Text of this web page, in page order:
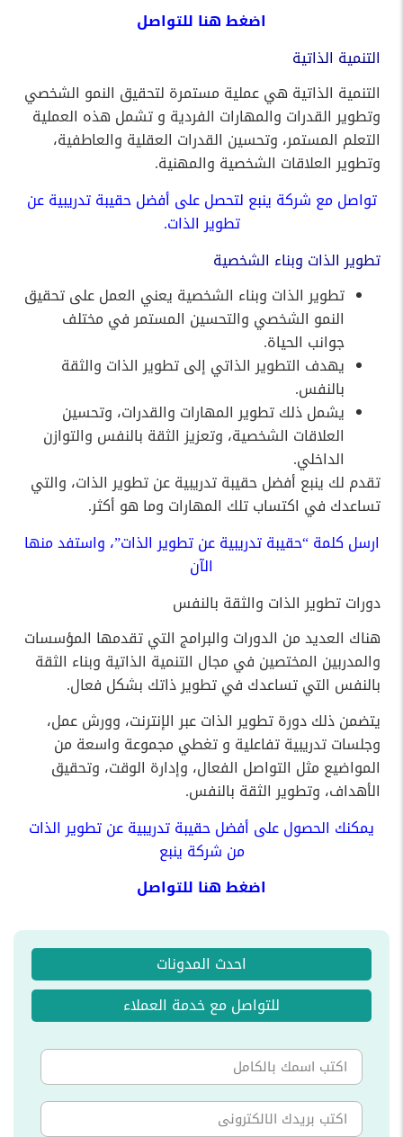
اضغطهنا للتواصل
التنمية الذاتية
التنمية الذاتية هي عملية مستمرة لتحقيق النمو الشخصي
وتطوير القدرات والمهارات الفردية و تشمل هذه العملية
التعلم المستمر، وتحسين القدرات العقلية والعاطفية،
وتطوير العلاقات الشخصية والمهنية.
تواصل مع شركة ينبع لتحصل على أفضل حقيبة تدريبية عن
تطوير الذات.
تطوير الذات وبناء الشخصية
تطوير الذات وبناء الشخصية يعني العمل على تحقيق
النمو الشخصي والتحسين المستمر في مختلف
جوانب الحياة.
يهدف التطوير الذاتي إلى تطوير الذات والثقة
بالنفس.
يشمل ذلك تطوير المهارات والقدرات، وتحسين
العلاقات الشخصية، وتعزيز الثقة بالنفس والتوازن
الداخلي.
تقدم لك ينبع أفضل حقيبة تدريبية عن تطوير الذات، والتي
تساعدك في اكتساب تلك المهارات وما هو أكثر.
ارسل كلمة “حقيبة تدريبية عن تطوير الذات”، واستفد منها
الآن
دورات تطوير الذات والثقة بالنفس
هناك العديد من الدورات والبرامج التي تقدمها المؤسسات
والمدربين المختصين في مجال التنمية الذاتية وبناء الثقة
بالنفس التي تساعدك في تطوير ذاتك بشكل فعال.
يتضمن ذلك دورة تطوير الذات عبر الإنترنت، وورش عمل،
وجلسات تدريبية تفاعلية و تغطي مجموعة واسعة من
المواضيع مثل التواصل الفعال، وإدارة الوقت، وتحقيق
الأهداف، وتطوير الثقة بالنفس.
يمكنك الحصول على أفضل حقيبة تدريبية عن تطوير الذات
من شركة ينبع
اضغطهنا للتواصل
احدث المدونات
للتواصل مع خدمة العملاء